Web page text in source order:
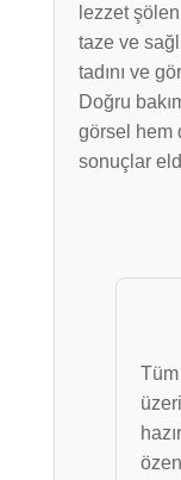
lezzet
taze ve
tadını ve
Doğru
görsel hem
sonuçlar